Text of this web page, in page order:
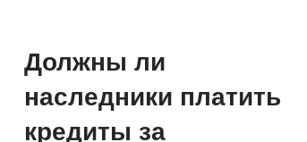
Должны ли
наследники платить
кредиты за